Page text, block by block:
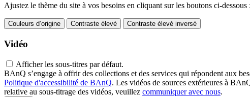
Ajustez le thème du site à vos besoins en cliquant sur les boutons ci-dessous :
Couleurs d’origine Contraste élevé Contraste élevé inversé
Vidéo
Afficher les sous-titres par défaut.
BAnQ s’engage à offrir des collections et des services qui répondent aux
Politique d'accessibilité de BAnQ. Les vidéos de sources extérieures à
relative au sous-titrage des vidéos, veuillez communiquer avec nous.